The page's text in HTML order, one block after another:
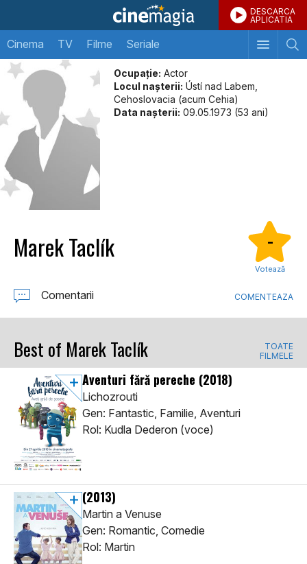
DESCARCA
APLICATIA
Cinema TV Filme Seriale
Ocupație: Actor
Locul naşterii: Ústí nad Labem,
Cehoslovacia (acum Cehia)
Data naşterii: 09.05.1973 (53 ani)
Marek Taclík -
Votează
Comentarii COMENTEAZA
Best of Marek Taclík
TOATE
FILMELE
Aventuri fără pereche (2018)
Lichozrouti
Gen: Fantastic, Familie, Aventuri
Rol: Kudla Dederon (voce)
(2013)
Martin a Venuse
Gen: Romantic, Comedie
Rol: Martin